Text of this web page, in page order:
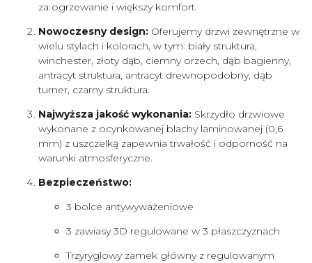
za ogrzewanie i większy komfort.
Nowoczesny design: Oferujemy drzwi zewnętrzne w
wielu stylach i kolorach, w tym: biały struktura,
winchester, złoty dąb, ciemny orzech, dąb bagienny,
antracyt struktura, antracyt drewnopodobny, dąb
turner, czarny struktura.
Najwyższa jakość wykonania: Skrzydło drzwiowe
wykonane z ocynkowanej blachy laminowanej (0,6
mm) z uszczelką zapewnia trwałość i odporność na
warunki atmosferyczne.
Bezpieczeństwo:
3 bolce antywyważeniowe
3 zawiasy 3D regulowane w 3 płaszczyznach
Trzyryglowy zamek główny z regulowanym